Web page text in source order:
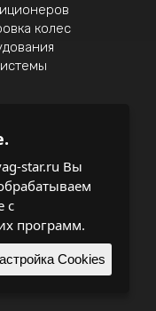
колес
star.ru Вы
с
программ.
Cookies